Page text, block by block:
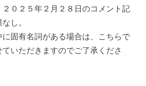
２０２５年２月２８日のコメント記
し。
に固有名詞がある場合は、こちらで
いただきますのでご了承くださ